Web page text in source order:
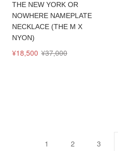
THE NEW YORK OR
NOWHERE NAMEPLATE
NECKLACE (THE M X
NYON)
¥18,500 ¥37,000
1 2 3